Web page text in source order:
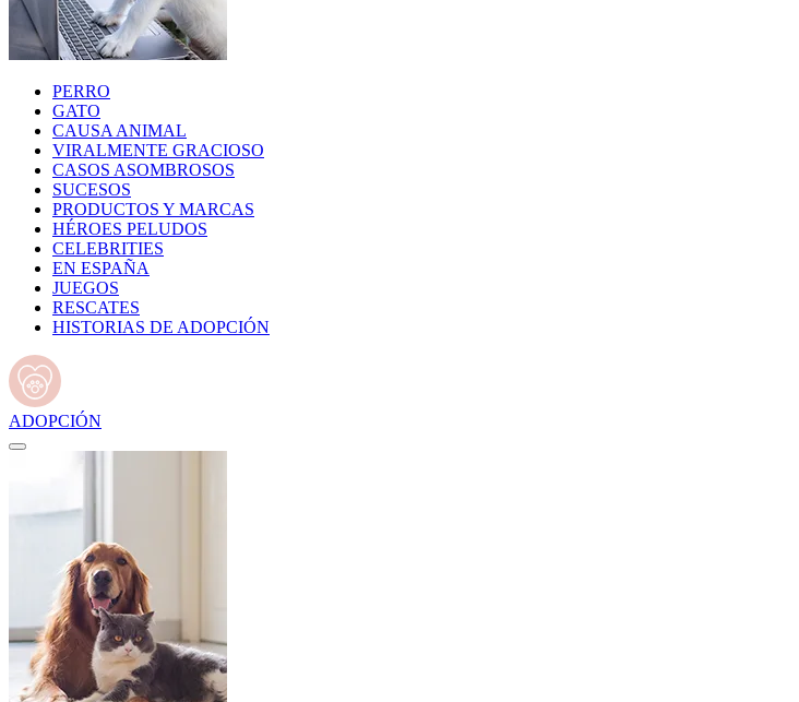
PERRO
GATO
CAUSA ANIMAL
VIRALMENTE GRACIOSO
CASOS ASOMBROSOS
SUCESOS
PRODUCTOS Y MARCAS
HÉROES PELUDOS
CELEBRITIES
EN ESPAÑA
JUEGOS
RESCATES
HISTORIAS DE ADOPCIÓN
ADOPCIÓN